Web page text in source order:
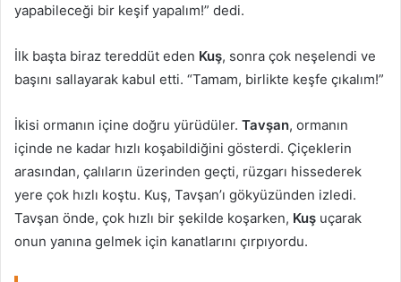
yapabileceği bir keşif yapalım!” dedi.
İlk başta biraz tereddüt eden Kuş, sonra çok neşelendi ve
başını sallayarak kabul etti. “Tamam, birlikte keşfe çıkalım!”
İkisi ormanın içine doğru yürüdüler. Tavşan, ormanın
içinde ne kadar hızlı koşabildiğini gösterdi. Çiçeklerin
arasından, çalıların üzerinden geçti, rüzgarı hissederek
yere çok hızlı koştu. Kuş, Tavşan’ı gökyüzünden izledi.
Tavşan önde, çok hızlı bir şekilde koşarken, Kuş uçarak
onun yanına gelmek için kanatlarını çırpıyordu.